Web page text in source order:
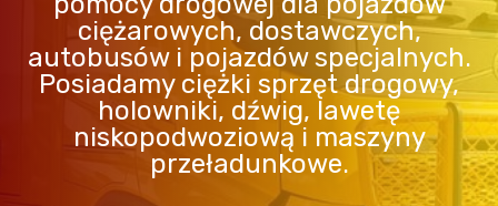
ciężarowych, dostawczych,
autobusów i pojazdów specjalnych.
Posiadamy ciężki sprzęt drogowy,
holowniki, dźwig, lawetę
niskopodwoziową i maszyny
przeładunkowe.